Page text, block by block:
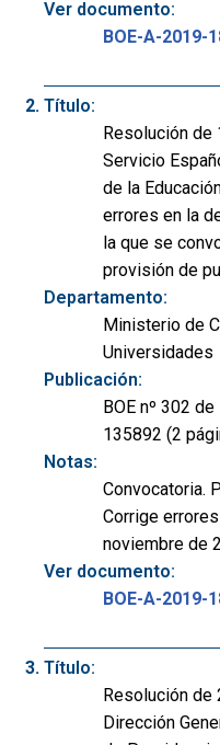
Ver documento:
BOE-A-2019-
Título:
Resolución de
Servicio
de la
errores en la
la que se
provisión de
Departamento:
Ministerio de
Universidades
Publicación:
BOE nº 302
135892 (2
Notas:
Convocatoria.
Corrige
noviembre de
Ver documento:
BOE-A-2019-
Título:
Resolución de
Dirección